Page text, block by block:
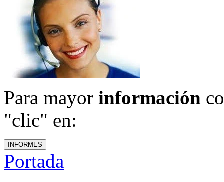
Para mayor información
"clic" en:
Portada